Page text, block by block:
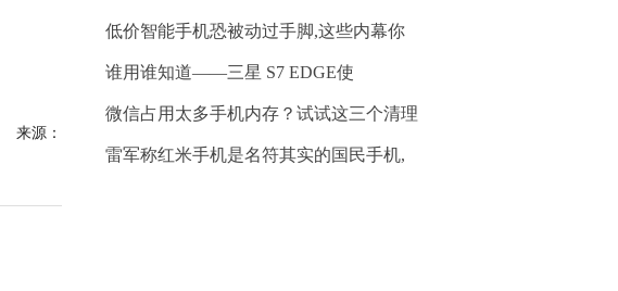
来源：
低价智能手机恐被动过手脚,这些内幕你
谁用谁知道——三星 S7 EDGE使
微信占用太多手机内存？试试这三个清理
雷军称红米手机是名符其实的国民手机,